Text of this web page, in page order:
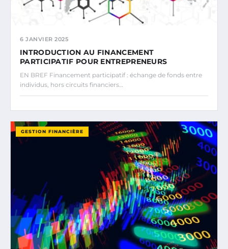
6 JANVIER 2025
INTRODUCTION AU FINANCEMENT
PARTICIPATIF POUR ENTREPRENEURS
EN BREF Financement participatif : échange de fonds entre
individus, hors circuits financiers…
GESTION FINANCIÈRE